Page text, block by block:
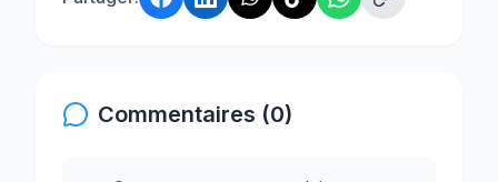
Commentaires (0)